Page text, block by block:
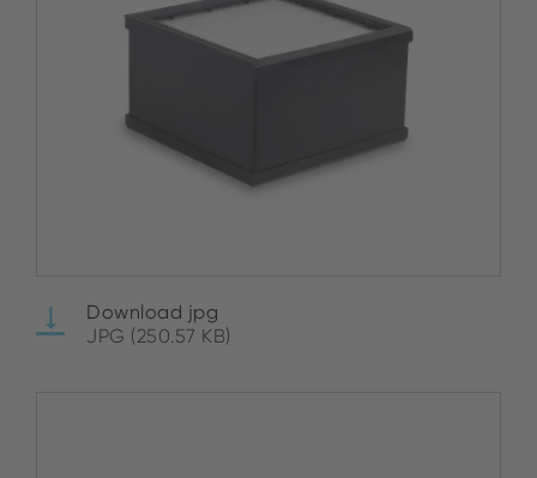
Download jpg
JPG (250.57 KB)